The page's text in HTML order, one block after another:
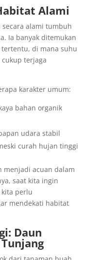
Alami
secara alami tumbuh
Ia banyak ditemukan
di mana suhu
terjaga
karakter umum:
bahan organik
udara stabil
curah hujan tinggi
menjadi acuan dalam
saat kita ingin
perlu
mendekati habitat
Daun